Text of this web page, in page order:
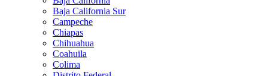
Baja California Sur
Campeche
Chiapas
Chihuahua
Coahuila
Colima